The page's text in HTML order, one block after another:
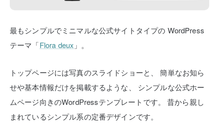
最もシンプルでミニマルな公式サイトタイプの WordPress
テーマ「Flora deux 」。
トップページには写真のスライドショーと、
簡単なお知ら
せや基本情報だけを掲載するような、
シンプルな公式ホー
ムページ向きのWordPressテンプレートです。
昔から親し
まれているシンプル系の定番デザインです。